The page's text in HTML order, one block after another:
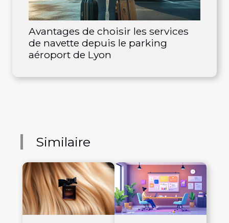
Avantages de choisir les services
de navette depuis le parking
aéroport de Lyon
Similaire